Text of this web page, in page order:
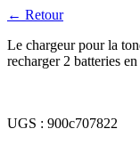
← Retour
Le chargeur pour la
recharger 2 batteries
UGS : 900c707822